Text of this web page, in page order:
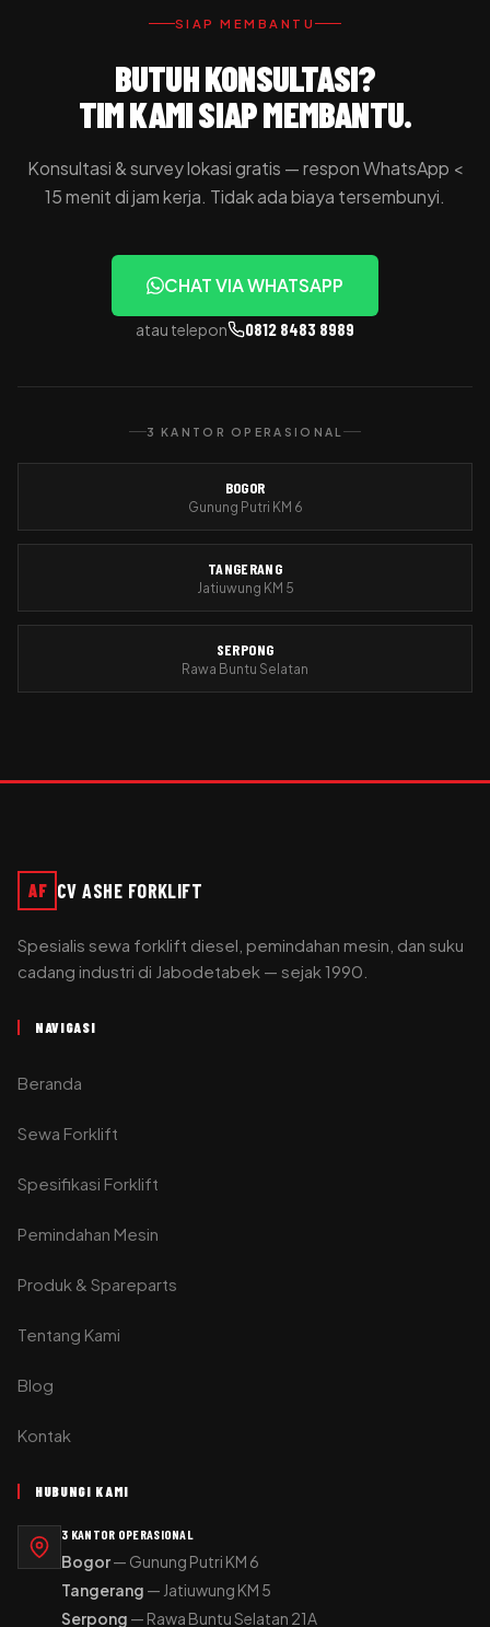
SIAP MEMBANTU
BUTUH KONSULTASI?
TIM KAMI SIAP MEMBANTU.
Konsultasi & survey lokasi gratis — respon WhatsApp <
15 menit di jam kerja. Tidak ada biaya tersembunyi.
CHAT VIA WHATSAPP
atau telepon 0812 8483 8989
3 KANTOR OPERASIONAL
BOGOR
Gunung Putri KM 6
TANGERANG
Jatiuwung KM 5
SERPONG
Rawa Buntu Selatan
AF CV ASHE FORKLIFT
Spesialis sewa forklift diesel, pemindahan mesin, dan suku
cadang industri di Jabodetabek — sejak 1990.
NAVIGASI
Beranda
Sewa Forklift
Spesifikasi Forklift
Pemindahan Mesin
Produk & Spareparts
Tentang Kami
Blog
Kontak
HUBUNGI KAMI
3 KANTOR OPERASIONAL
Bogor— Gunung Putri KM 6
Tangerang — Jatiuwung KM 5
Serpong — Rawa Buntu Selatan 21A